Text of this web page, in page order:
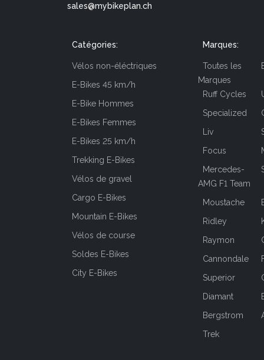
sales@mybikeplan.ch
Catégories:
Vélos non-éléctriques
E-Bikes 45 km/h
E-Bike Hommes
E-Bikes Femmes
E-Bikes 25 km/h
Trekking E-Bikes
Vélos de gravel
Cargo E-Bikes
Mountain E-Bikes
Vélos de course
Soldes E-Bikes
City E-Bikes
Marques:
Toutes les
Marques
Ruff Cycles
Specialized
Liv
Focus
Mercedes-
AMG F1 Team
Moustache
Ridley
Raymon
Cannondale
Superior
Diamant
Bergstrom
Trek